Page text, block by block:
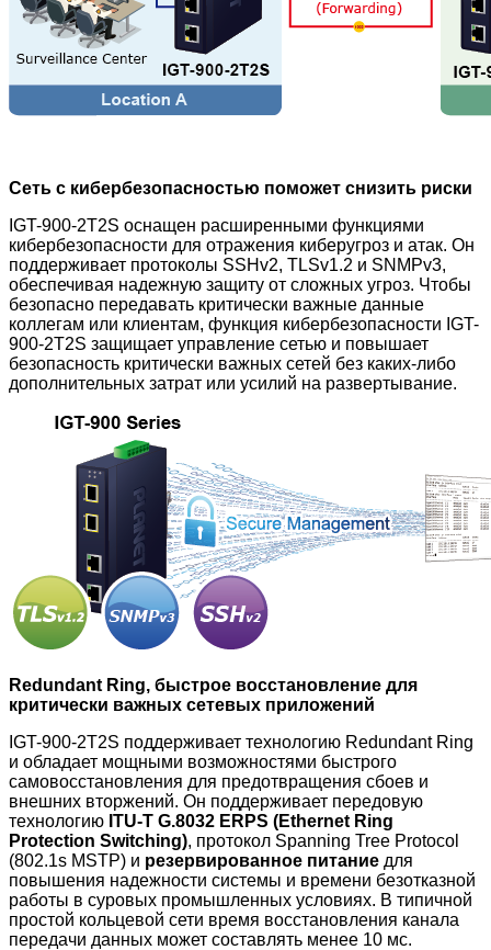
Сеть с кибербезопасностью поможет снизить риски
IGT-900-2T2S оснащен расширенными функциями
кибербезопасности для отражения киберугроз и атак. Он
поддерживает протоколы SSHv2, TLSv1.2 и SNMPv3,
обеспечивая надежную защиту от сложных угроз. Чтобы
безопасно передавать критически важные данные
коллегам или клиентам, функция кибербезопасности IGT-
900-2T2S защищает управление сетью и повышает
безопасность критически важных сетей без каких-либо
дополнительных затрат или усилий на развертывание.
Redundant Ring, быстрое восстановление для
критически важных сетевых приложений
IGT-900-2T2S поддерживает технологию Redundant Ring
и обладает мощными возможностями быстрого
самовосстановления для предотвращения сбоев и
внешних вторжений. Он поддерживает передовую
технологию ITU-T G.8032 ERPS (Ethernet Ring
Protection Switching), протокол Spanning Tree Protocol
(802.1s MSTP) и резервированное питание для
повышения надежности системы и времени безотказной
работы в суровых промышленных условиях. В типичной
простой кольцевой сети время восстановления канала
передачи данных может составлять менее 10 мс.